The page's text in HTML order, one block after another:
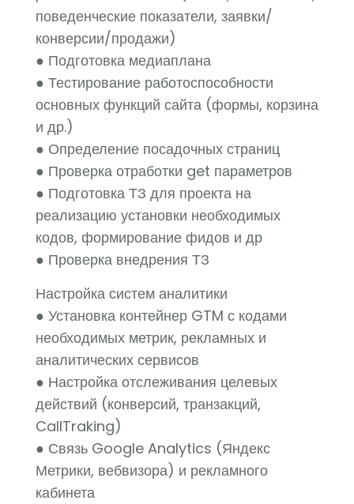
поведенческие показатели, заявки/
конверсии/продажи)
● Подготовка медиаплана
● Тестирование работоспособности
основных функций сайта (формы, корзина
и др.)
● Определение посадочных страниц
● Проверка отработки get параметров
● Подготовка ТЗ для проекта на
реализацию установки необходимых
кодов, формирование фидов и др
● Проверка внедрения ТЗ
Настройка систем аналитики
● Установка контейнер GTM с кодами
необходимых метрик, рекламных и
аналитических сервисов
● Настройка отслеживания целевых
действий (конверсий, транзакций,
CallTraking)
● Связь Google Analytics (Яндекс
Метрики, вебвизора) и рекламного
кабинета